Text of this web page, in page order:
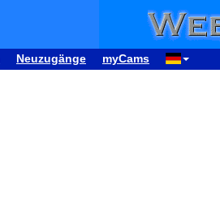
Neuzugänge myCams